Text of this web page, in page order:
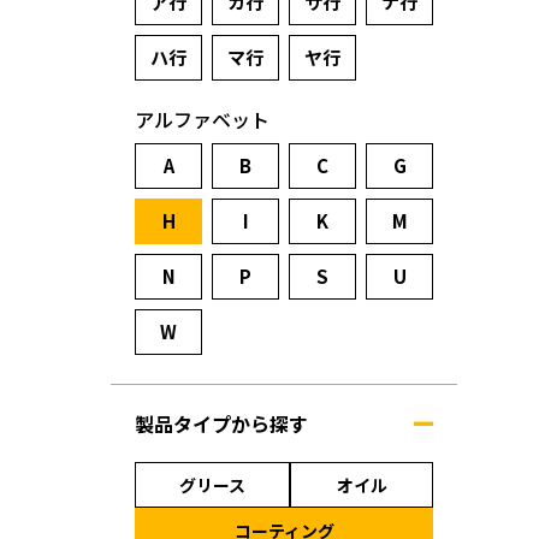
ハ行 マ行 ヤ行
アルファベット
A B C G
H I K M
N P S U
W
製品タイプから探す
グリース
オイル
コーティング